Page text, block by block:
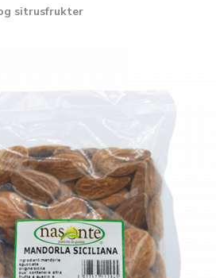
sitrusfrukter